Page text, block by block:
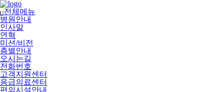
메
뉴
건
너
뛰
기
전체메뉴
병원안내
인사말
연혁
미션/비전
층별안내
오시는길
전화번호
고객지원센터
응급의료센터
편의시설안내